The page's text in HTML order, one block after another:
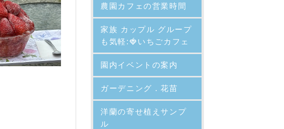
農園カフェの営業時間
家族 カップル グループ
も気軽:🍓いちごカフェ
園内イベントの案内
ガーデニング．花苗
洋蘭の寄せ植えサンプ
ル